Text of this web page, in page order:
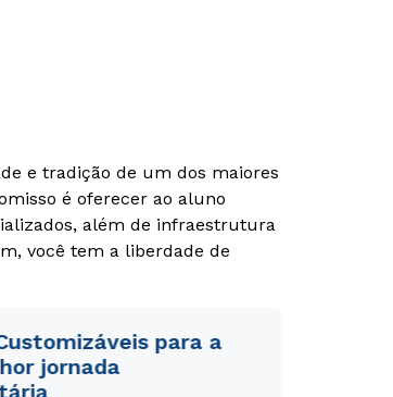
e tradição de um dos maiores
é oferecer ao aluno
além de infraestrutura
você tem a liberdade de
para a
jornada